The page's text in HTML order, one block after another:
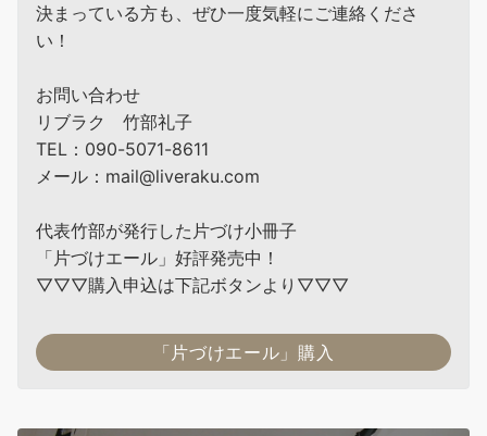
決まっている方も、ぜひ一度気軽にご連絡くださ
い！
お問い合わせ
リブラク 竹部礼子
TEL：090-5071-8611
メール：mail@liveraku.com
代表竹部が発行した片づけ小冊子
「片づけエール」好評発売中！
▽▽▽購入申込は下記ボタンより▽▽▽
「片づけエール」購入